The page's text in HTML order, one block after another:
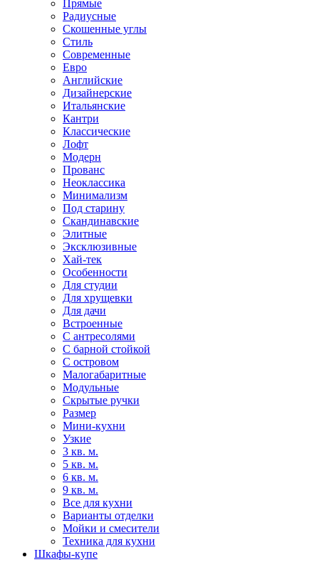
Прямые
Радиусные
Скошенные углы
Стиль
Современные
Евро
Английские
Дизайнерские
Итальянские
Кантри
Классические
Лофт
Модерн
Прованс
Неоклассика
Минимализм
Под старину
Скандинавские
Элитные
Эксклюзивные
Хай-тек
Особенности
Для студии
Для хрущевки
Для дачи
Встроенные
С антресолями
С барной стойкой
С островом
Малогабаритные
Модульные
Скрытые ручки
Размер
Мини-кухни
Узкие
3 кв. м.
5 кв. м.
6 кв. м.
9 кв. м.
Все для кухни
Варианты отделки
Мойки и смесители
Техника для кухни
Шкафы-купе